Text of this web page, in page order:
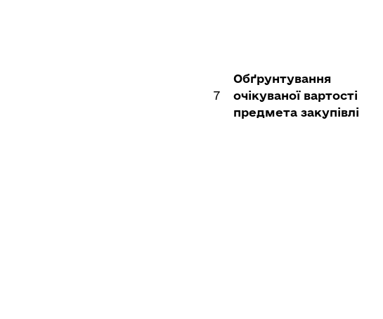
7
Обґрунтування
очікуваної вартості
предмета закупівлі